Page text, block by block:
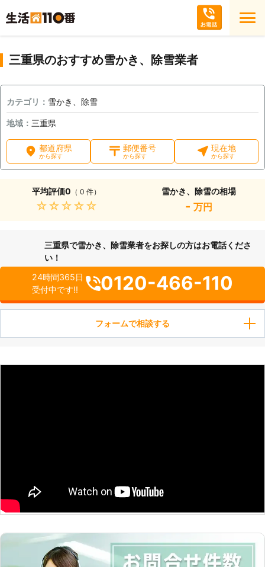
三重県のおすすめ雪かき、除雪業者
カテゴリ： 雪かき、除雪
地域： 三重県
都道府県
から探す
郵便番号
から探す
現在地
から探す
平均評価0 （ 0 件）
★★★★★
雪かき、除雪の相場
- 万円
三重県で雪かき、除雪業者をお探しの方はお電話くださ
い！
24時間365日
受付中です!!
0120-466-110
フォームで相談する